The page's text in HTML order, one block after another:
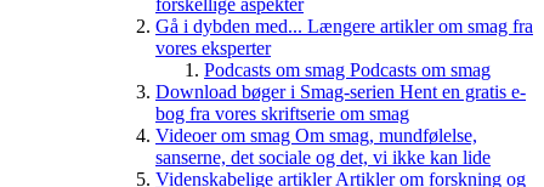
forskellige aspekter
Gå i dybden med... Længere artikler om smag fra
vores eksperter
Podcasts om smag Podcasts om smag
Download bøger i Smag-serien Hent en gratis e-
bog fra vores skriftserie om smag
Videoer om smag Om smag, mundfølelse,
sanserne, det sociale og det, vi ikke kan lide
Videnskabelige artiklerArtikler om forskning og